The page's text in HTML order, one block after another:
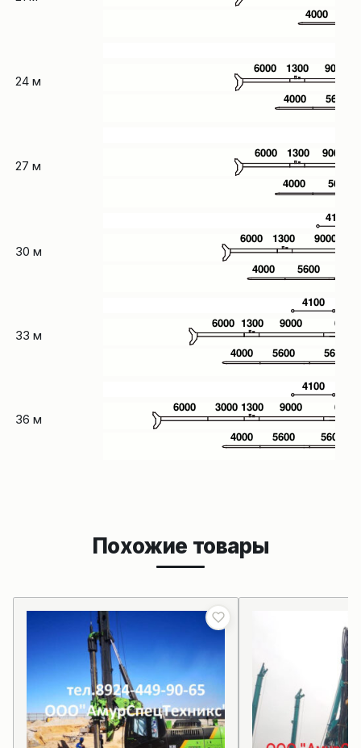
24 м
27 м
30 м
33 м
36 м
Похожие товары